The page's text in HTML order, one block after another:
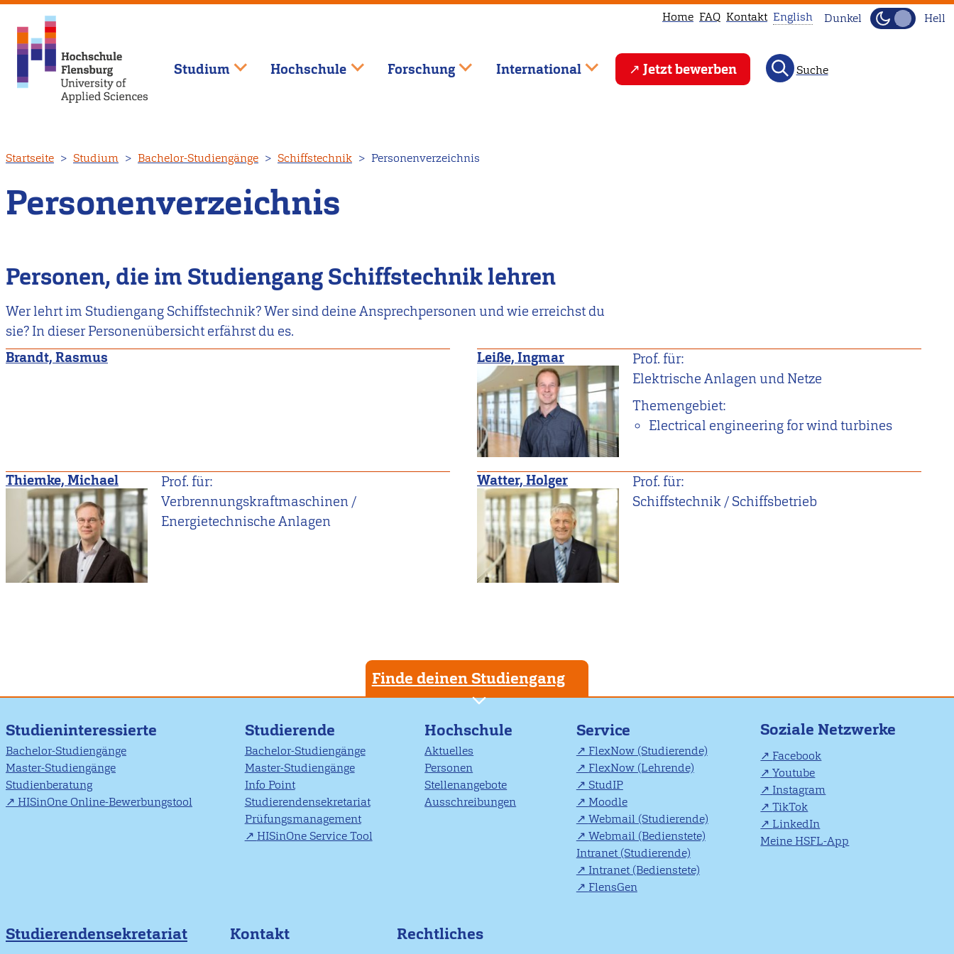
zum
Inhalt
Home FAQ Kontakt
This
page
English Dunkel Hell
Studium Hochschule Forschung International Jetzt bewerben Suche
Startseite Studium Bachelor-Studiengänge Schiffstechnik Personenverzeichnis
Personenverzeichnis
Personen, die im Studiengang Schiffstechnik lehren
Wer lehrt im Studiengang Schiffstechnik? Wer sind deine Ansprechpersonen und wie erreichst du
sie? In dieser Personenübersicht erfährst du es.
Brandt, Rasmus
Leiße, Ingmar
Prof. für:
Elektrische Anlagen und Netze
Themengebiet:
Electrical engineering for wind turbines
Thiemke, Michael
Prof. für:
Verbrennungskraftmaschinen /
Energietechnische Anlagen
Watter, Holger
Prof. für:
Schiffstechnik / Schiffsbetrieb
Finde deinen Studiengang
Studieninteressierte
Bachelor-Studiengänge
Master-Studiengänge
Studienberatung
HISinOne Online-Bewerbungstool
Studierende
Bachelor-Studiengänge
Master-Studiengänge
Info Point
Studierendensekretariat
Prüfungsmanagement
HISinOne Service Tool
Hochschule
Aktuelles
Personen
Stellenangebote
Ausschreibungen
Service
FlexNow (Studierende)
FlexNow (Lehrende)
StudIP
Moodle
Webmail (Studierende)
Webmail (Bedienstete)
Intranet (Studierende)
Intranet (Bedienstete)
FlensGen
Soziale Netzwerke
Facebook
Youtube
Instagram
TikTok
LinkedIn
Meine HSFL-App
Studierendensekretariat Kontakt Rechtliches